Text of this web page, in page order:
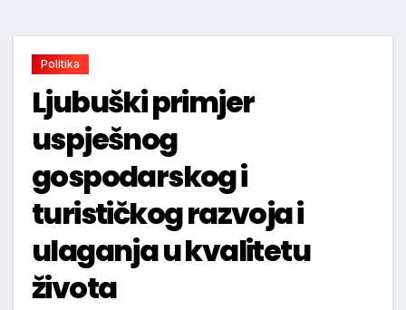
Politika
Ljubuški primjer
uspješnog
gospodarskog i
turističkog razvoja i
ulaganja u kvalitetu
života